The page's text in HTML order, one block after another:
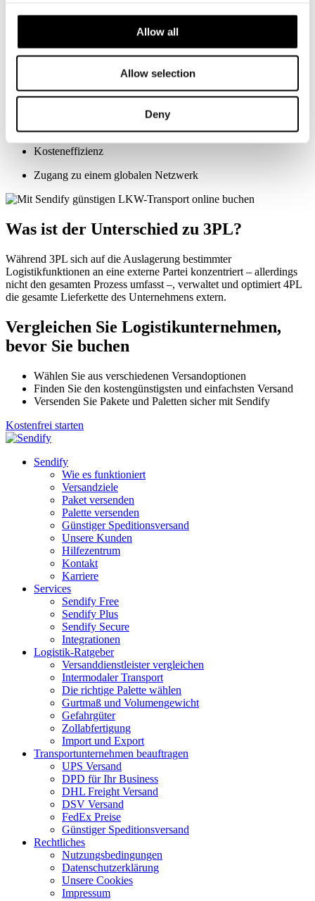
Allow all
Allow selection
Deny
des Unternehmens zu steigern.
oft Zugang zu fortschrittlichen und teuren Technologien und
das Unternehmen, sich auf sein Kerngeschäft zu
konzentrieren.
Kosteneffizienz
Zugang zu einem globalen Netzwerk
Was ist der Unterschied zu 3PL?
Während 3PL sich auf die Auslagerung bestimmter
Logistikfunktionen an eine externe Partei konzentriert – allerdings
nicht den gesamten Prozess umfasst –, verwaltet und optimiert 4PL
die gesamte Lieferkette des Unternehmens extern.
Vergleichen Sie Logistikunternehmen,
bevor Sie buchen
Wählen Sie aus verschiedenen Versandoptionen
Finden Sie den kostengünstigsten und einfachsten Versand
Versenden Sie Pakete und Paletten sicher mit Sendify
Kostenfrei starten
Sendify
Wie es funktioniert
Versandziele
Paket versenden
Palette versenden
Günstiger Speditionsversand
Unsere Kunden
Hilfezentrum
Kontakt
Karriere
Services
Sendify Free
Sendify Plus
Sendify Secure
Integrationen
Logistik-Ratgeber
Versanddienstleister vergleichen
Intermodaler Transport
Die richtige Palette wählen
Gurtmaß und Volumengewicht
Gefahrgüter
Zollabfertigung
Import und Export
Transportunternehmen beauftragen
UPS Versand
DPD für Ihr Business
DHL Freight Versand
DSV Versand
FedEx Preise
Günstiger Speditionsversand
Rechtliches
Nutzungsbedingungen
Datenschutzerklärung
Unsere Cookies
Impressum